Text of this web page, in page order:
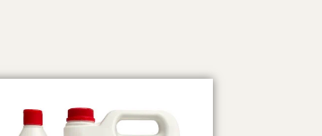
€ 25,45
Produkt